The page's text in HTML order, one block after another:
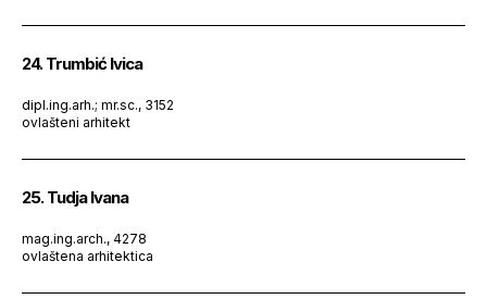
24. Trumbić Ivica
dipl.ing.arh.; mr.sc., 3152
ovlašteni arhitekt
25. Tudja Ivana
mag.ing.arch., 4278
ovlaštena arhitektica